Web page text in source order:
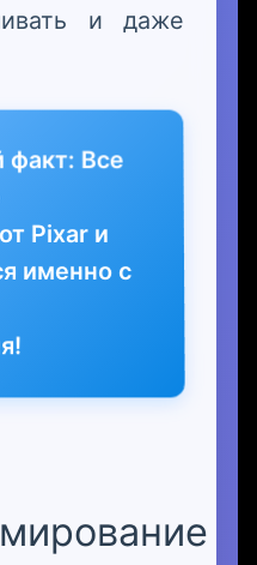
и даже
факт: Все
Pixar и
именно с